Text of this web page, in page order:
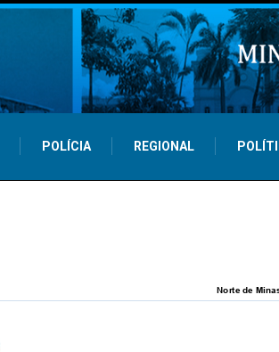
POLÍCIA REGIONAL